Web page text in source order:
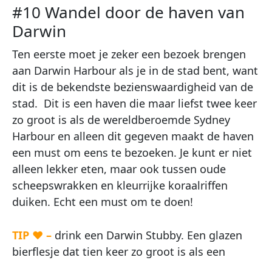
#10 Wandel door de haven van
Darwin
Ten eerste moet je zeker een bezoek brengen
aan Darwin Harbour als je in de stad bent, want
dit is de bekendste bezienswaardigheid van de
stad. Dit is een haven die maar liefst twee keer
zo groot is als de wereldberoemde Sydney
Harbour en alleen dit gegeven maakt de haven
een must om eens te bezoeken. Je kunt er niet
alleen lekker eten, maar ook tussen oude
scheepswrakken en kleurrijke koraalriffen
duiken. Echt een must om te doen!
TIP ♥ – drink een Darwin Stubby. Een glazen
bierflesje dat tien keer zo groot is als een